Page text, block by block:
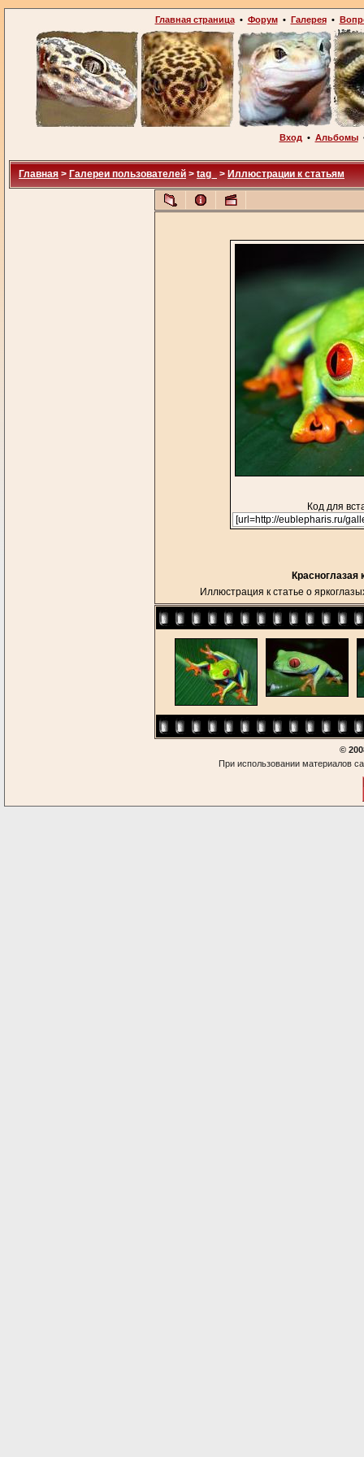
Главная страница• Форум• Галерея•
Вход • Альбомы
Главная > Галереи пользователей > tag_ > Иллюстрации к статьям
Код для
Иллюстрация к статье о
©
При использовании материалов